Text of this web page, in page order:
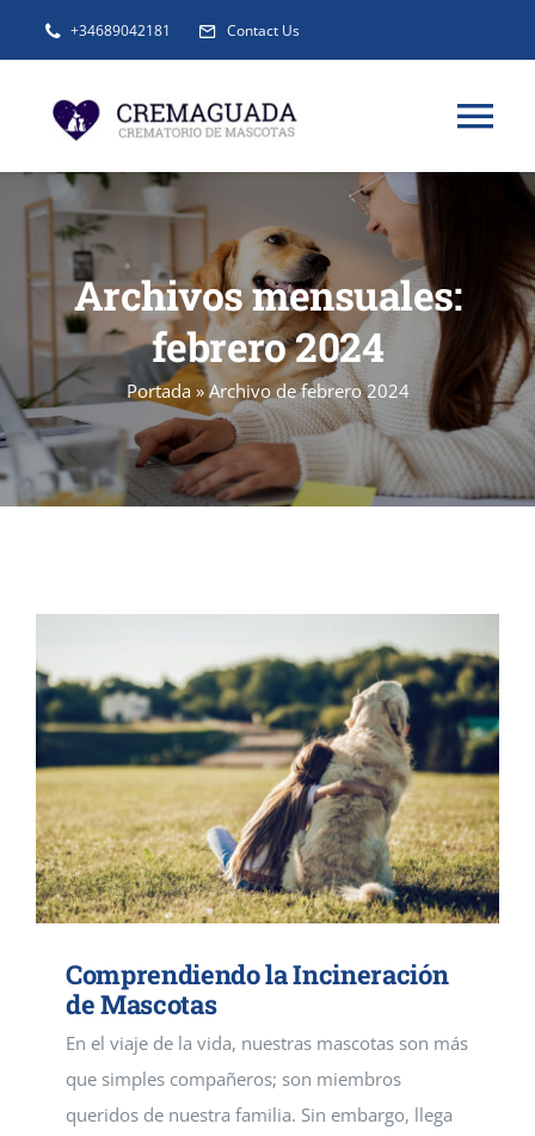
+34689042181 Contact Us
INFORMACIÓN
SERVICIOS
URNAS Y RECUERDOS
BLOG
Archivos mensuales:
febrero 2024
Portada »Archivo de febrero 2024
Comprendiendo la Incineración
de Mascotas
En el viaje de la vida, nuestras mascotas son más
que simples compañeros; son miembros
queridos de nuestra familia. Sin embargo, llega